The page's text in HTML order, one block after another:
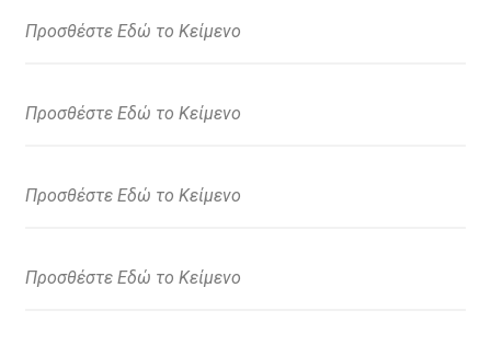
Προσθέστε Εδώ το Κείμενο
Προσθέστε Εδώ το Κείμενο
Προσθέστε Εδώ το Κείμενο
Προσθέστε Εδώ το Κείμενο